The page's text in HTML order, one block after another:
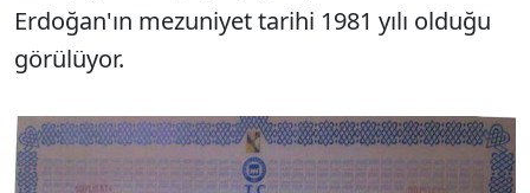
Erdoğan'ın mezuniyet tarihi 1981 yılı olduğu
görülüyor.